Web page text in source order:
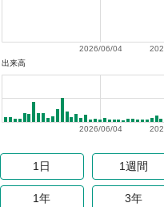
2026/06/04
出来高
2026/06/04
1日 1週間
1年 3年